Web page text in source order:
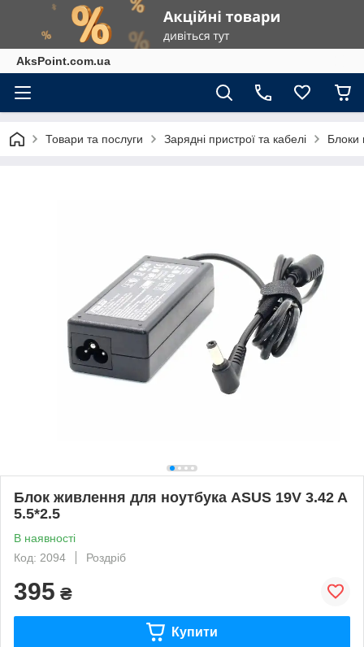
AksPoint.com.ua
Товари та послуги Зарядні пристрої та кабелі Блоки
Блок живлення для ноутбука ASUS 19V 3.42 A
5.5*2.5
В наявності
Код: 2094
Роздріб
395 ₴
Купити